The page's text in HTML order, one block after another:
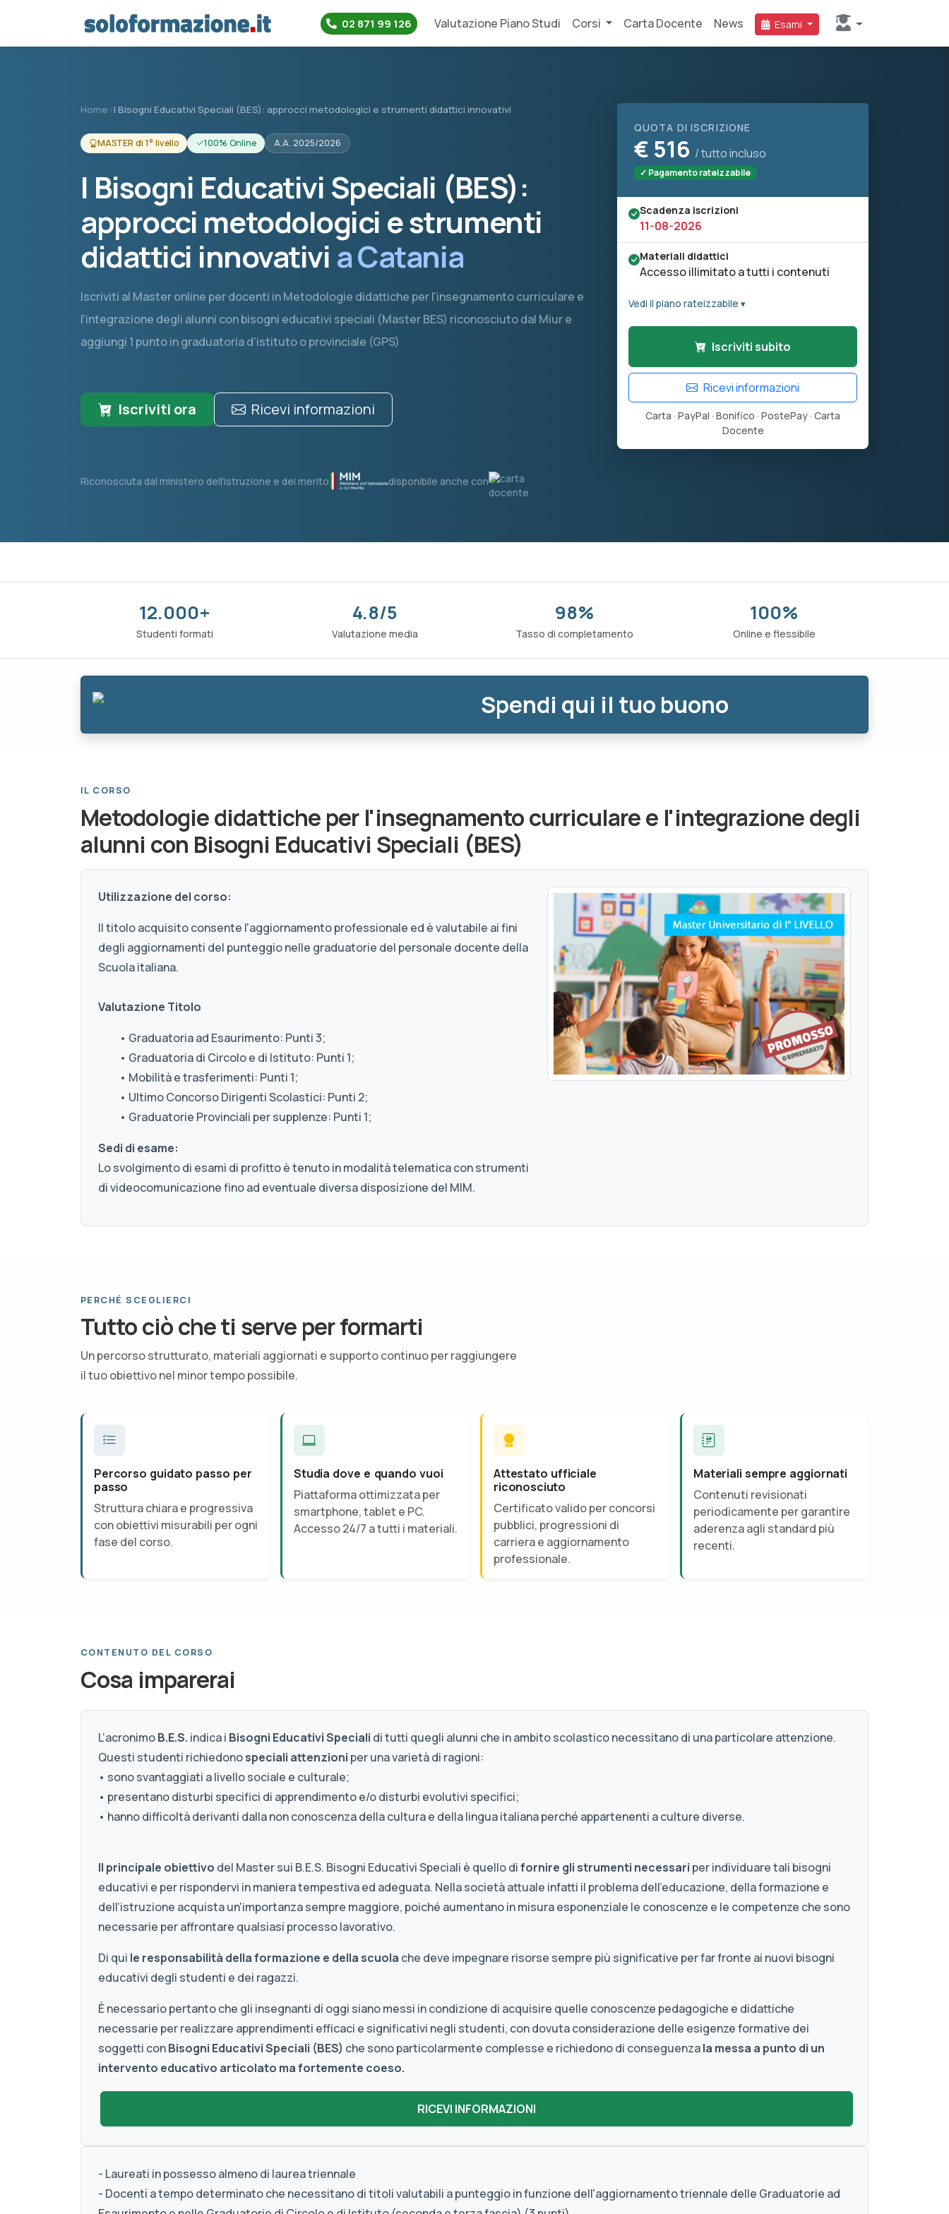
02 871 99 126 Valutazione Piano Studi Corsi Carta Docente News Esami
Home ›I Bisogni Educativi Speciali (BES): approcci metodologici e strumenti didattici innovativi
MASTER di 1° livello 100% Online A.A. 2025/2026
I Bisogni Educativi Speciali (BES):
approcci metodologici e strumenti
didattici innovativi a Catania
Iscriviti al Master online per docenti in Metodologie didattiche per l'insegnamento curriculare e
l'integrazione degli alunni con bisogni educativi speciali (Master BES) riconosciuto dal Miur e
aggiungi 1 punto in graduatoria d'istituto o provinciale (GPS)
Iscriviti ora Ricevi informazioni
Riconosciuta dal ministero dell'istruzione e del merito disponibile anche con
QUOTA DI ISCRIZIONE
€ 516 / tutto incluso
✓ Pagamento rateizzabile
Scadenza iscrizioni
11-08-2026
Materiali didattici
Accesso illimitato a tutti i contenuti
Vedi il piano rateizzabile ▾
Iscriviti subito
Ricevi informazioni
Carta · PayPal · Bonifico · PostePay · Carta
Docente
12.000+
Studenti formati
4.8/5
Valutazione media
98%
Tasso di completamento
100%
Online e flessibile
Spendi qui il tuo buono
IL CORSO
Metodologie didattiche per l'insegnamento curriculare e l'integrazione degli
alunni con Bisogni Educativi Speciali (BES)
Utilizzazione del corso:
Il titolo acquisito consente l'aggiornamento professionale ed è valutabile ai fini
degli aggiornamenti del punteggio nelle graduatorie del personale docente della
Scuola italiana.
Valutazione Titolo
• Graduatoria ad Esaurimento: Punti 3;
• Graduatoria di Circolo e di Istituto: Punti 1;
• Mobilità e trasferimenti: Punti 1;
• Ultimo Concorso Dirigenti Scolastici: Punti 2;
• Graduatorie Provinciali per supplenze: Punti 1;
Sedi di esame:
Lo svolgimento di esami di profitto è tenuto in modalità telematica con strumenti
di videocomunicazione fino ad eventuale diversa disposizione del MIM.
PERCHÉ SCEGLIERCI
Tutto ciò che ti serve per formarti
Un percorso strutturato, materiali aggiornati e supporto continuo per raggiungere
il tuo obiettivo nel minor tempo possibile.
Percorso guidato passo per
passo
Struttura chiara e progressiva
con obiettivi misurabili per ogni
fase del corso.
Studia dove e quando vuoi
Piattaforma ottimizzata per
smartphone, tablet e PC.
Accesso 24/7 a tutti i materiali.
Attestato ufficiale
riconosciuto
Certificato valido per concorsi
pubblici, progressioni di
carriera e aggiornamento
professionale.
Materiali sempre aggiornati
Contenuti revisionati
periodicamente per garantire
aderenza agli standard più
recenti.
CONTENUTO DEL CORSO
Cosa imparerai
L’acronimoB.E.S. indica i Bisogni Educativi Speciali di tutti quegli alunni che in ambito scolastico necessitano di una particolare attenzione.
Questi studenti richiedonospeciali attenzioni per una varietà di ragioni:
• sono svantaggiati a livello sociale e culturale;
• presentano disturbi specifici di apprendimento e/o disturbi evolutivi specifici;
• hanno difficoltà derivanti dalla non conoscenza della cultura e della lingua italiana perché appartenenti a culture diverse.
Il principale obiettivo del Master sui B.E.S. Bisogni Educativi Speciali è quello difornire gli strumenti necessari per individuare tali bisogni
educativi e per rispondervi in maniera tempestiva ed adeguata. Nella società attuale infatti il problema dell’educazione, della formazione e
dell’istruzione acquista un'importanza sempre maggiore, poiché aumentano in misura esponenziale le conoscenze e le competenze che sono
necessarie per affrontare qualsiasi processo lavorativo.
Di qui le responsabilità della formazione e della scuola che deve impegnare risorse sempre più significative per far fronte ai nuovi bisogni
educativi degli studenti e dei ragazzi.
È necessario pertanto che gli insegnanti di oggi siano messi in condizione di acquisire quelle conoscenze pedagogiche e didattiche
necessarie per realizzare apprendimenti efficaci e significativi negli studenti, con dovuta considerazione delle esigenze formative dei
soggetti conBisogni Educativi Speciali (BES) che sono particolarmente complesse e richiedono di conseguenzala messa a punto di un
intervento educativo articolato ma fortemente coeso.
- Laureati in possesso almeno di laurea triennale
- Docenti a tempo determinato che necessitano di titoli valutabili a punteggio in funzione dell'aggiornamento triennale delle Graduatorie ad